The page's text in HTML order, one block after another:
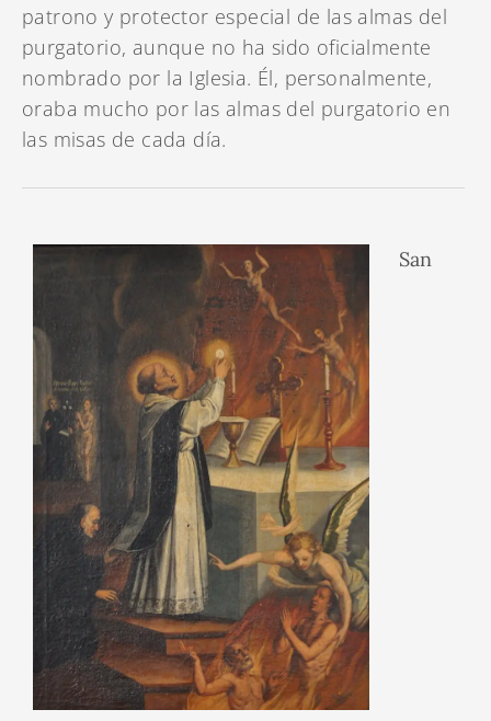
patrono y protector especial de las almas del
purgatorio, aunque no ha sido oficialmente
nombrado por la Iglesia. Él, personalmente,
oraba mucho por las almas del purgatorio en
las misas de cada día.
San